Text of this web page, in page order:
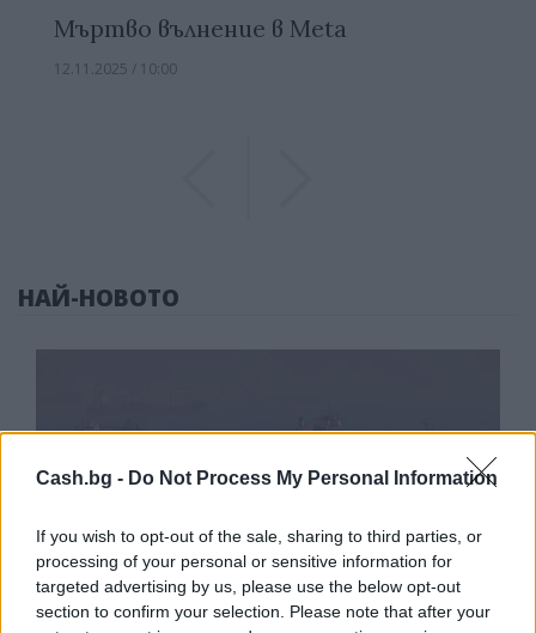
Cash.bg - Do Not Process My Personal Information
If you wish to opt-out of the sale, sharing to third parties, or
processing of your personal or sensitive information for
targeted advertising by us, please use the below opt-out
section to confirm your selection. Please note that after your
Мъртво вълнение в Meta
12.11.2025 / 10:00
НАЙ-НОВОТО